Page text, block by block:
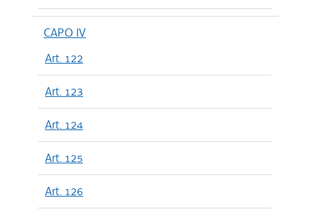
CAPO IV
Art. 122
Art. 123
Art. 124
Art. 125
Art. 126